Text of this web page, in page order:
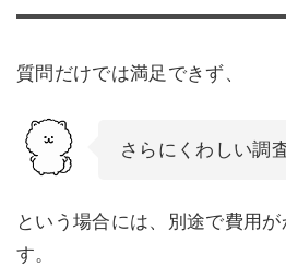
質問だけでは満足できず、
さらにくわしい調
という場合には、別途で費用
す。